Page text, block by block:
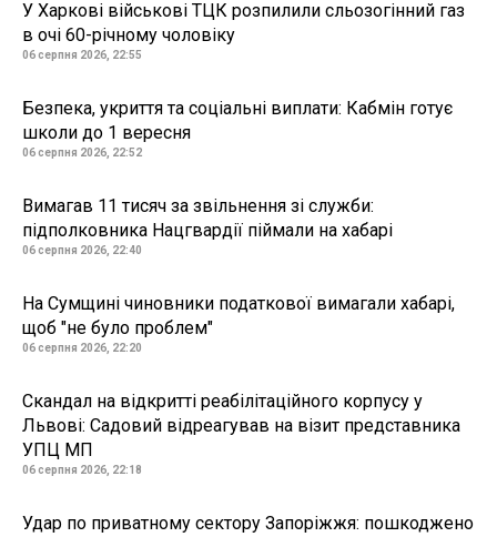
У Харкові військові ТЦК розпилили сльозогінний газ
в очі 60-річному чоловіку
06 серпня 2026, 22:55
Безпека, укриття та соціальні виплати: Кабмін готує
школи до 1 вересня
06 серпня 2026, 22:52
Вимагав 11 тисяч за звільнення зі служби:
підполковника Нацгвардії піймали на хабарі
06 серпня 2026, 22:40
На Сумщині чиновники податкової вимагали хабарі,
щоб "не було проблем"
06 серпня 2026, 22:20
Скандал на відкритті реабілітаційного корпусу у
Львові: Садовий відреагував на візит представника
УПЦ МП
06 серпня 2026, 22:18
Удар по приватному сектору Запоріжжя: пошкоджено